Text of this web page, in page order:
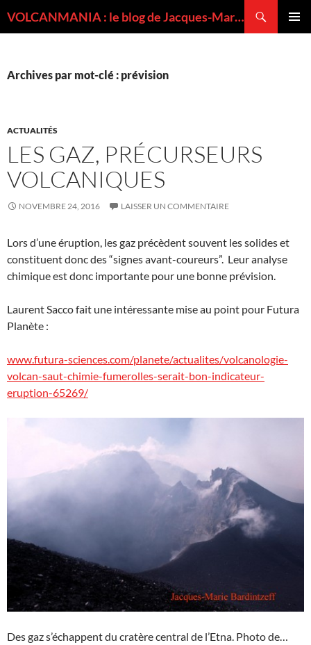
VOLCANMANIA : le blog de Jacques-Marie BARDINTZEFF, volcanologue
Archives par mot-clé : prévision
ACTUALITÉS
LES GAZ, PRÉCURSEURS
VOLCANIQUES
NOVEMBRE 24, 2016 LAISSER UN COMMENTAIRE
Lors d’une éruption, les gaz précèdent souvent les solides et
constituent donc des “signes avant-coureurs”. Leur analyse
chimique est donc importante pour une bonne prévision.
Laurent Sacco fait une intéressante mise au point pour Futura
Planète :
www.futura-sciences.com/planete/actualites/volcanologie-
volcan-saut-chimie-fumerolles-serait-bon-indicateur-
eruption-65269/
Des gaz s’échappent du cratère central de l’Etna. Photo de…